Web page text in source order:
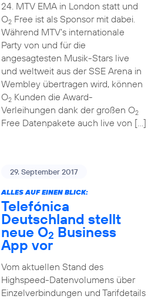
24. MTV EMA in London statt und
O2Free ist als Sponsor mit dabei.
Während MTV’s internationale
Party von und für die
angesagtesten Musik-Stars live
und weltweit aus der SSE Arena in
Wembley übertragen wird, können
O2Kunden die Award-
Verleihungen dank der großen O2
Free Datenpakete auch live von […]
29. September 2017
ALLES AUF EINEN BLICK:
Telefónica
Deutschland stellt
neue O2 Business
App vor
Vom aktuellen Stand des
Highspeed-Datenvolumens über
Einzelverbindungen und Tarifdetails